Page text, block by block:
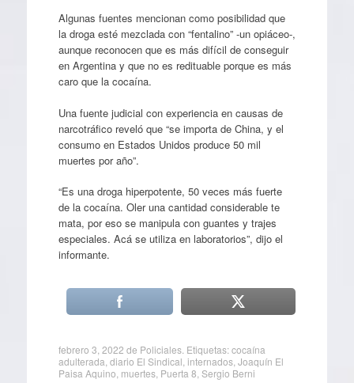
Algunas fuentes mencionan como posibilidad que
la droga esté mezclada con “fentalino” -un opiáceo-,
aunque reconocen que es más difícil de conseguir
en Argentina y que no es redituable porque es más
caro que la cocaína.
Una fuente judicial con experiencia en causas de
narcotráfico reveló que “se importa de China, y el
consumo en Estados Unidos produce 50 mil
muertes por año”.
“Es una droga hiperpotente, 50 veces más fuerte
de la cocaína. Oler una cantidad considerable te
mata, por eso se manipula con guantes y trajes
especiales. Acá se utiliza en laboratorios”, dijo el
informante.
febrero 3, 2022 de Policiales. Etiquetas:cocaína
adulterada diario El Sindical internados, Joaquín El
Paisa Aquino muertes, Puerta 8 Sergio Berni